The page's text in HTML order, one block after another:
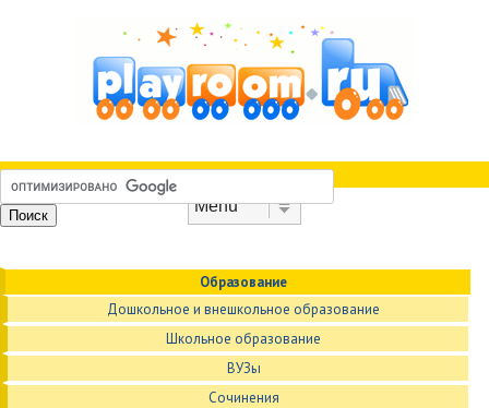
Образование
Дошкольное и внешкольное образование
Школьное образование
ВУЗы
Сочинения